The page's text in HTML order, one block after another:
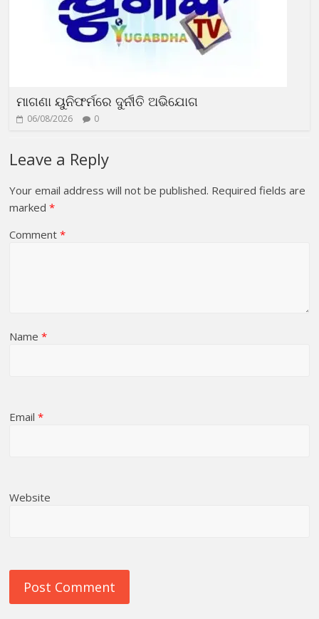
ମାଗଣା ୟୁନିଫର୍ମରେ ଦୁର୍ନୀତି ଅଭିଯୋଗ
06/08/2026 0
Leave a Reply
Your email address will not be published. Required fields are
marked*
Comment*
Name*
Email*
Website